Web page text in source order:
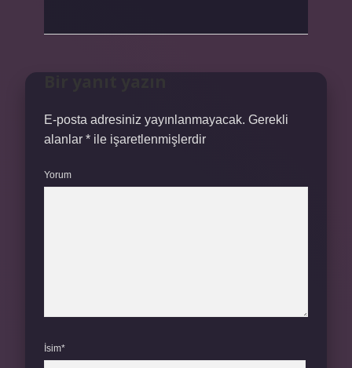
E-posta adresiniz yayınlanmayacak. Gerekli
alanlar * ile işaretlenmişlerdir
Yorum
İsim*